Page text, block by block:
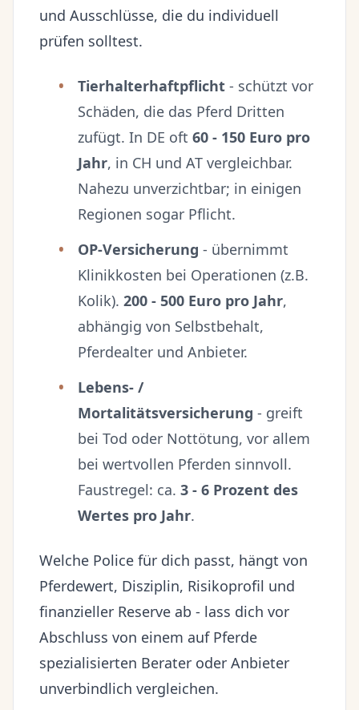
und Ausschlüsse, die du individuell
prüfen solltest.
Tierhalterhaftpflicht - schützt vor
Schäden, die das Pferd Dritten
zufügt. In DE oft 60 - 150 Euro pro
Jahr, in CH und AT vergleichbar.
Nahezu unverzichtbar; in einigen
Regionen sogar Pflicht.
OP-Versicherung - übernimmt
Klinikkosten bei Operationen (z.B.
Kolik). 200 - 500 Euro pro Jahr,
abhängig von Selbstbehalt,
Pferdealter und Anbieter.
Lebens- /
Mortalitätsversicherung - greift
bei Tod oder Nottötung, vor allem
bei wertvollen Pferden sinnvoll.
Faustregel: ca. 3 - 6 Prozent des
Wertes pro Jahr.
Welche Police für dich passt, hängt von
Pferdewert, Disziplin, Risikoprofil und
finanzieller Reserve ab - lass dich vor
Abschluss von einem auf Pferde
spezialisierten Berater oder Anbieter
unverbindlich vergleichen.